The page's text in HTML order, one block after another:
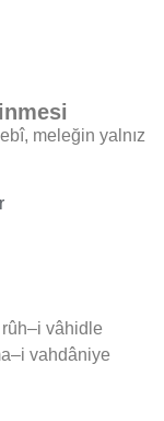
meleğin yalnız
vâhidle
vahdâniye